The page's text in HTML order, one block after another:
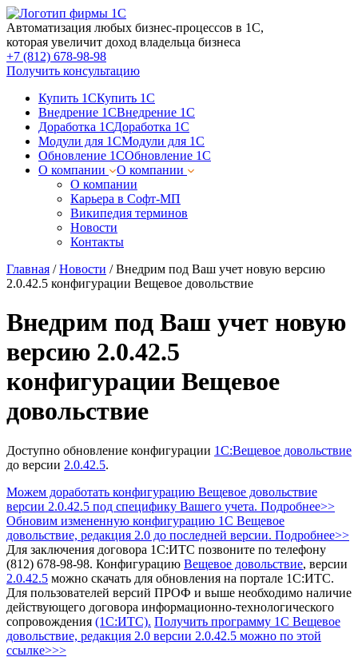
Автоматизация любых бизнес-процессов в 1С,
которая увеличит доход владельца бизнеса
+7 (812) 678-98-98
Получить консультацию
Купить 1СКупить 1С
Внедрение 1СВнедрение 1С
Доработка 1СДоработка 1С
Модули для 1СМодули для 1С
Обновление 1СОбновление 1С
О компании
О компании
О компании
Карьера в Софт-МП
Википедия терминов
Новости
Контакты
Главная /Новости /Внедрим под Ваш учет новую версию
2.0.42.5 конфигурации Вещевое довольствие
Внедрим под Ваш учет новую
версию 2.0.42.5
конфигурации Вещевое
довольствие
Доступно обновление конфигурации 1С:Вещевое довольствие
до версии 2.0.42.5.
Можем доработать конфигурацию Вещевое довольствие
версии 2.0.42.5 под специфику Вашего учета. Подробнее>>
Обновим измененную конфигурацию 1С Вещевое
довольствие, редакция 2.0 до последней версии. Подробнее>>
Для заключения договора 1С:ИТС позвоните по телефону
(812) 678-98-98. Конфигурацию Вещевое довольствие, версии
2.0.42.5 можно скачать для обновления на портале 1С:ИТС.
Для пользователей версий ПРОФ и выше необходимо наличие
действующего договора информационно-технологического
сопровождения (1С:ИТС). Получить программу 1С Вещевое
довольствие, редакция 2.0 версии 2.0.42.5 можно по этой
ссылке>>>